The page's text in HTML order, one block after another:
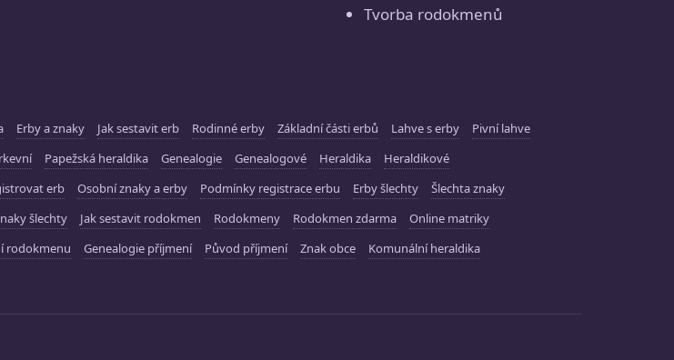
Tvorba rodokmenů
Erby a znaky Jak sestavit erb Rodinné erby Základní části erbů Lahve s erby
Pivní lahve
Papežská heraldika Genealogie Genealogové Heraldika
Heraldikové
erb Osobní znaky a erby Podmínky registrace erbu Erby šlechty
Šlechta znaky
šlechty Jak sestavit rodokmen Rodokmeny Rodokmen zdarma
Online matriky
rodokmenu Genealogie příjmení Původ příjmení Znak obce
Komunální heraldika